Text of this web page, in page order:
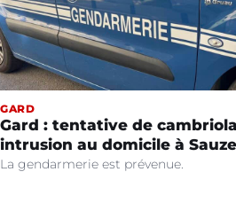
GARD
Gard : tentative de
intrusion au domicile à
La gendarmerie est prévenue.